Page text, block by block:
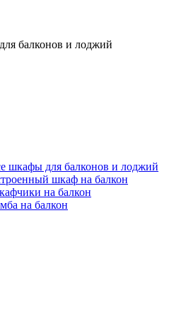
балконов и лоджий
шкафы для балконов и лоджий
шкаф на балкон
на балкон
на балкон